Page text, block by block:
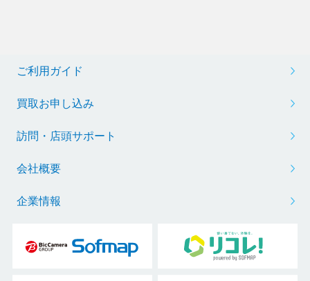
ご利用ガイド
買取お申し込み
訪問・店頭サポート
会社概要
企業情報